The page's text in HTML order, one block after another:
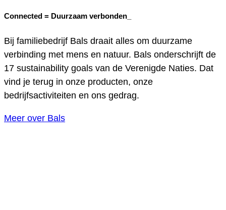
Connected = Duurzaam verbonden_
Bij familiebedrijf Bals draait alles om duurzame
verbinding met mens en natuur. Bals onderschrijft de
17 sustainability goals van de Verenigde Naties. Dat
vind je terug in onze producten, onze
bedrijfsactiviteiten en ons gedrag.
Meer over Bals